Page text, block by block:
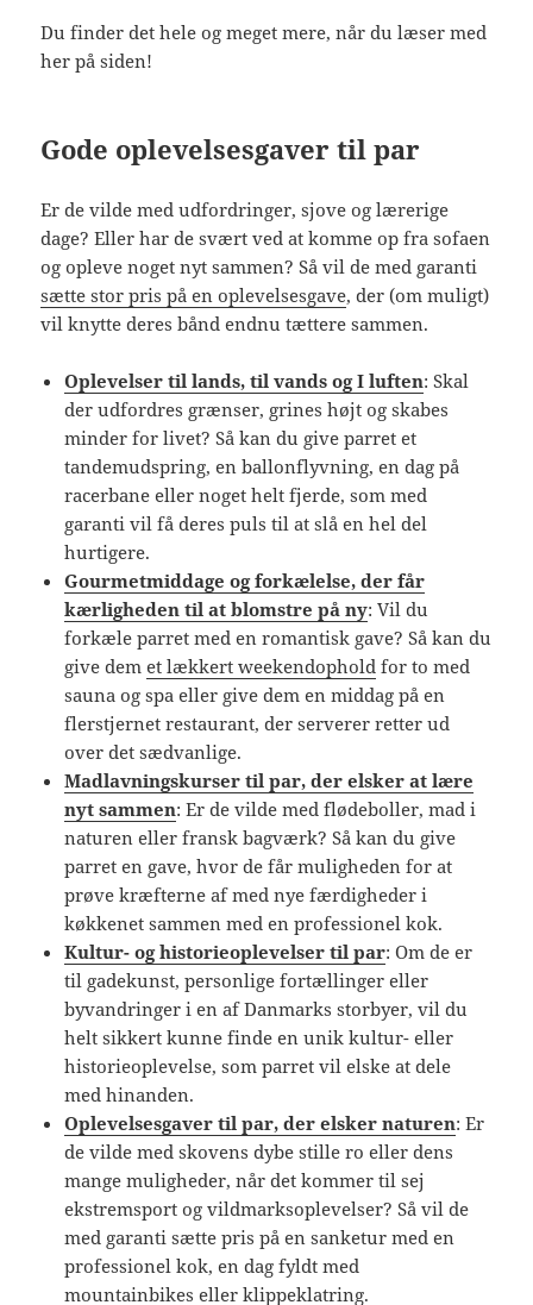
Du finder det hele og meget mere, når du læser med
her på siden!
Gode oplevelsesgaver til par
Er de vilde med udfordringer, sjove og lærerige
dage? Eller har de svært ved at komme op fra sofaen
og opleve noget nyt sammen? Så vil de med garanti
sætte stor pris på en oplevelsesgave, der (om muligt)
vil knytte deres bånd endnu tættere sammen.
Oplevelser til lands, til vands og I luften: Skal
der udfordres grænser, grines højt og skabes
minder for livet? Så kan du give parret et
tandemudspring, en ballonflyvning, en dag på
racerbane eller noget helt fjerde, som med
garanti vil få deres puls til at slå en hel del
hurtigere.
Gourmetmiddage og forkælelse, der får
kærligheden til at blomstre på ny: Vil du
forkæle parret med en romantisk gave? Så kan du
give demet lækkert weekendophold for to med
sauna og spa eller give dem en middag på en
flerstjernet restaurant, der serverer retter ud
over det sædvanlige.
Madlavningskurser til par, der elsker at lære
nyt sammen: Er de vilde med flødeboller, mad i
naturen eller fransk bagværk? Så kan du give
parret en gave, hvor de får muligheden for at
prøve kræfterne af med nye færdigheder i
køkkenet sammen med en professionel kok.
Kultur- og historieoplevelser til par: Om de er
til gadekunst, personlige fortællinger eller
byvandringer i en af Danmarks storbyer, vil du
helt sikkert kunne finde en unik kultur- eller
historieoplevelse, som parret vil elske at dele
med hinanden.
Oplevelsesgaver til par, der elsker naturen: Er
de vilde med skovens dybe stille ro eller dens
mange muligheder, når det kommer til sej
ekstremsport og vildmarksoplevelser? Så vil de
med garanti sætte pris på en sanketur med en
professionel kok, en dag fyldt med
mountainbikes eller klippeklatring.